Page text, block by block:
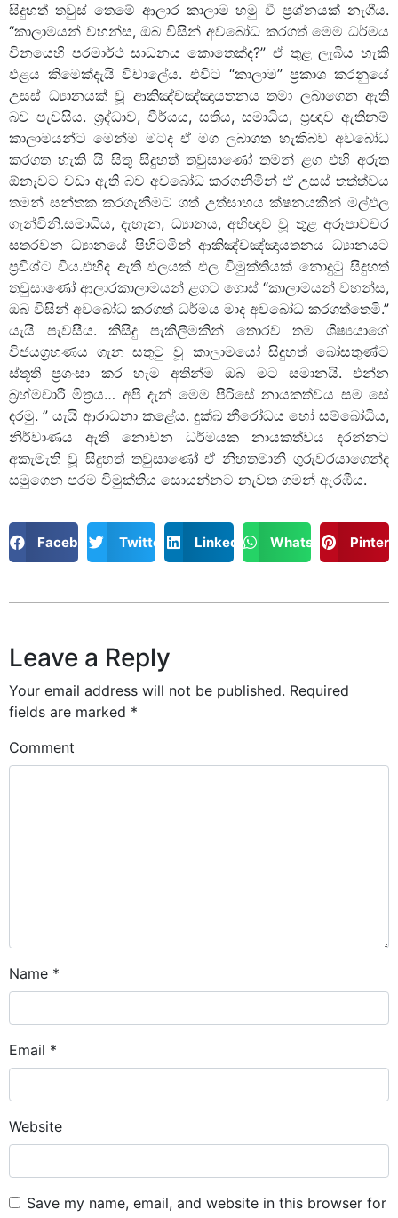
සිදුහත් තවුස් තෙමේ ආලාර කාලාම හමු වී ප්‍රශ්නයක් නැගීය.
“කාලාමයන් වහන්ස, ඔබ විසින් අවබෝධ කරගත් මෙම ධර්මය
විනයෙහි පරමාර්ථ සාධනය කොතෙක්ද?” ඒ තුළ ලැබිය හැකි
ඵළය කිමෙක්දැයි විචාලේය. එවිට “කාලාම” ප්‍රකාශ කරනුයේ
උසස් ධ්‍යානයක් වූ ආකිඤ්චඤ්ඤායතනය තමා ලබාගෙන ඇති
බව පැවසීය. ශ්‍රද්ධාව, වීර්යය, සතිය, සමාධිය, ප්‍රඥාව ඇතිනම්
කාලාමයන්ට මෙන්ම මටද ඒ මග ලබාගත හැකිබව අවබෝධ
කරගත හැකි යි සිතූ සිදුහත් තවුසාණෝ තමන් ළග එහි අරුත
ඕනෑවට වඩා ඇති බව අවබෝධ කරගනිමින් ඒ උසස් තත්ත්වය
තමන් සන්තක කරගැනීමට ගත් උත්සාහය ක්ෂනයකින් මල්ඵල
ගැන්විනි.සමාධිය, දැහැන, ධ්‍යානය, අභිඥාව වූ තුළ අරූපාවචර
සතරවන ධ්‍යානයේ පිහිටමින් ආකිඤ්චඤ්ඤායතනය ධ්‍යානයට
ප්‍රවිශ්ට විය.එහිද ඇති ඵලයක් ඵල විමුක්තියක් නොදුටු සිදුහත්
තවුසාණෝ ආලාරකාලාමයන් ළගට ගොස් “කාලාමයන් වහන්ස,
ඔබ විසින් අවබෝධ කරගත් ධර්මය මාද අවබෝධ කරගත්තෙමි.”
යැයි පැවසීය. කිසිදු පැකිලීමකින් තොරව තම ශිෂ්‍යයාගේ
විජයග්‍රහණය ගැන සතුටු වූ කාලාමයෝ සිදුහත් බෝසතුණ්ට
ස්තූති ප්‍රශංසා කර හැම අතින්ම ඔබ මට සමානයි. එන්න
බ්‍රහ්මචාරී මිත්‍රය… අපි දැන් මෙම පිරිසේ නායකත්වය සම සේ
දරමු. ” යැයි ආරාධනා කළේය. දුක්ඛ නීරෝධය හෝ සම්බෝධිය,
නිර්වාණය ඇති නොවන ධර්මයක නායකත්වය දරන්නට
අකැමැති වූ සිදුහත් තවුසාණෝ ඒ නිහතමානී ගුරුවරයාගෙන්ද
සමුගෙන පරම විමුක්තිය සොයන්නට නැවත ගමන් ඇරඹීය.
Facebook Twitter LinkedIn WhatsApp
Leave a Reply
Your email address will not be published. Required
fields are marked *
Comment
Name *
Email *
Website
Save my name, email, and website in this browser for